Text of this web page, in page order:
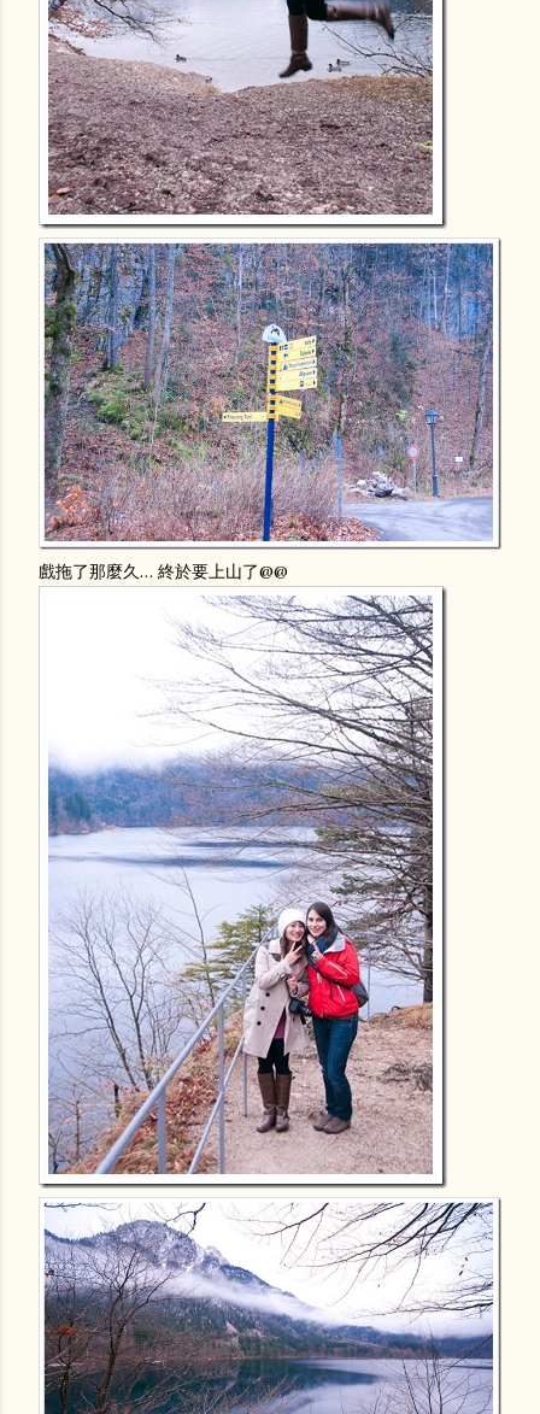
戲拖了那麼久… 終於要上山了@@